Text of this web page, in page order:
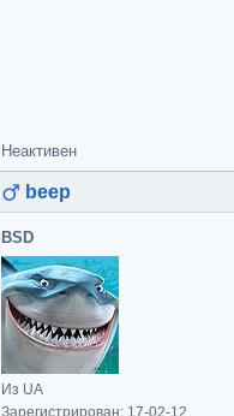
Неактивен
beep
BSD
Из UA
Зарегистрирован: 17-02-12